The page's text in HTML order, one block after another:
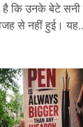
कि उनके बेटे सनी
से नहीं हुई।